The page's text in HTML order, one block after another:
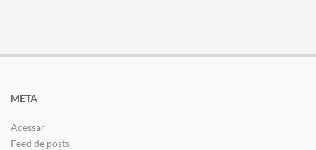
META
Acessar
Feed de posts